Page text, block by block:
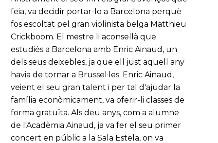
feia, va decidir portar-lo a Barcelona perquè
fos escoltat pel gran violinista belga Matthieu
Crickboom. El mestre li aconsellà que
estudiés a Barcelona amb Enric Ainaud, un
dels seus deixebles, ja que ell just aquell any
havia de tornar a Brussel·les. Enric Ainaud,
veient el seu gran talent i per tal d'ajudar la
família econòmicament, va oferir-li classes de
forma gratuïta. Als deu anys, com a alumne
de l'Acadèmia Ainaud, ja va fer el seu primer
concert en públic a la Sala Estela, on va